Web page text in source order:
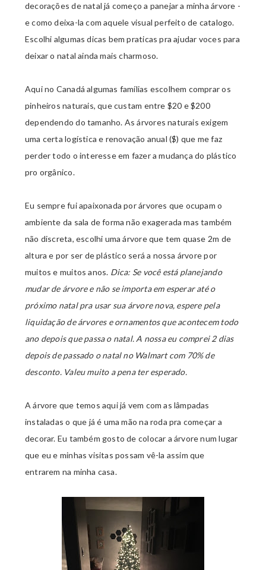
decorações de natal já começo a panejar a minha árvore -
e como deixa-la com aquele visual perfeito de catalogo.
Escolhi algumas dicas bem praticas pra ajudar voces para
deixar o natal ainda mais charmoso.
Aqui no Canadá algumas famílias escolhem comprar os
pinheiros naturais, que custam entre $20 e $200
dependendo do tamanho. As árvores naturais exigem
uma certa logística e renovação anual ($) que me faz
perder todo o interesse em fazer a mudança do plástico
pro orgânico.
Eu sempre fui apaixonada por árvores que ocupam o
ambiente da sala de forma não exagerada mas também
não discreta, escolhi uma árvore que tem quase 2m de
altura e por ser de plástico será a nossa árvore por
muitos e muitos anos. Dica: Se você está planejando
mudar de árvore e não se importa em esperar até o
próximo natal pra usar sua árvore nova, espere pela
liquidação de árvores e ornamentos que acontecem todo
ano depois que passa o natal. A nossa eu comprei 2 dias
depois de passado o natal no Walmart com 70% de
desconto. Valeu muito a pena ter esperado.
A árvore que temos aqui já vem com as lâmpadas
instaladas o que já é uma mão na roda pra começar a
decorar. Eu também gosto de colocar a árvore num lugar
que eu e minhas visitas possam vê-la assim que
entrarem na minha casa.